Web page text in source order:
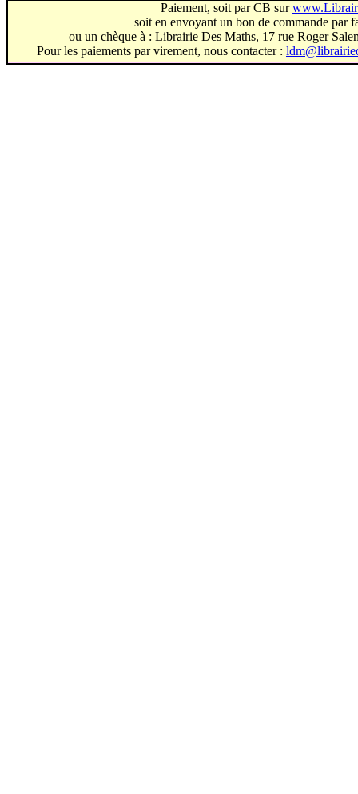
Paiement, soit par CB sur
soit en envoyant un bon de commande par
ou un chèque à : Librairie Des Maths, 17 rue Roger
Pour les paiements par virement, nous contacter :